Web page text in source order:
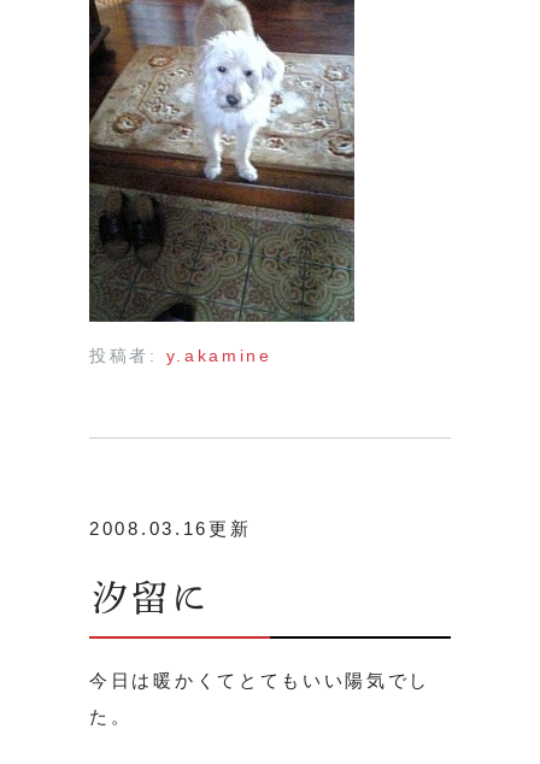
投稿者: y.akamine
2008.03.16更新
汐留に
今日は暖かくてとてもいい陽気でし
た。